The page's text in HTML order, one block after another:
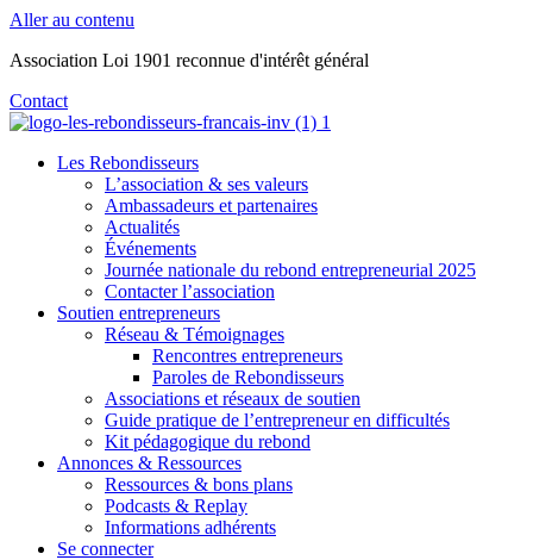
Aller au contenu
Association Loi 1901 reconnue d'intérêt général
Contact
Les Rebondisseurs
L’association & ses valeurs
Ambassadeurs et partenaires
Actualités
Événements
Journée nationale du rebond entrepreneurial 2025
Contacter l’association
Soutien entrepreneurs
Réseau & Témoignages
Rencontres entrepreneurs
Paroles de Rebondisseurs
Associations et réseaux de soutien
Guide pratique de l’entrepreneur en difficultés
Kit pédagogique du rebond
Annonces & Ressources
Ressources & bons plans
Podcasts & Replay
Informations adhérents
Se connecter